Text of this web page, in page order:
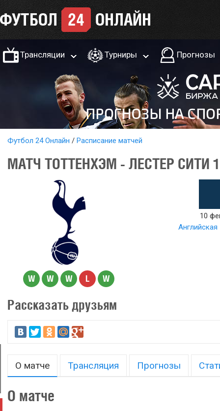
Трансляции Турниры Прогнозы
Футбол 24 Онлайн Расписание матчей
МАТЧ ТОТТЕНХЭМ - ЛЕСТЕР СИТИ
W W W L W
10
Рассказать друзьям
О матче Трансляция Прогнозы
О матче